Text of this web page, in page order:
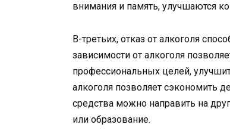
внимания и память, улучшаются
В-третьих, отказ от алкоголя
зависимости от алкоголя
профессиональных целей,
алкоголя позволяет сэкономить
средства можно направить на
или образование.